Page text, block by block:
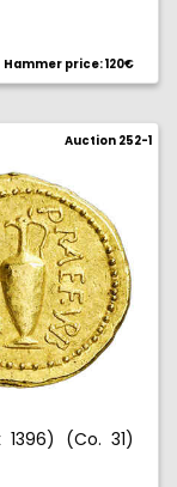
Hammer price: 120€
Auction 252-1
(Co. 31)